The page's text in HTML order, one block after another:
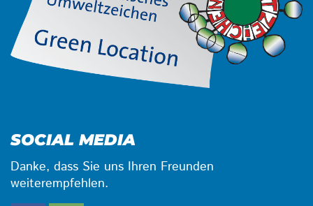
SOCIAL MEDIA
Danke, dass Sie uns Ihren Freunden
weiterempfehlen.